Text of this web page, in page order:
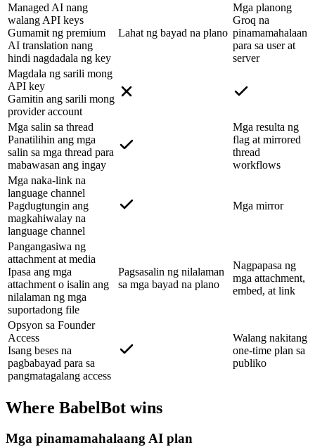
Managed AI nang
walang API keys
Gumamit ng premium
AI translation nang
hindi nagdadala ng key
Lahat ng bayad na plano
Mga planong
Groq na
pinamamahalaan
para sa user at
server
Magdala ng sarili mong
API key
Gamitin ang sarili mong
provider account
Mga salin sa thread
Panatilihin ang mga
salin sa mga thread para
mabawasan ang ingay
Mga resulta ng
flag at mirrored
thread
workflows
Mga naka-link na
language channel
Pagdugtungin ang
magkahiwalay na
language channel
Mga mirror
Pangangasiwa ng
attachment at media
Ipasa ang mga
attachment o isalin ang
nilalaman ng mga
suportadong file
Pagsasalin ng nilalaman
sa mga bayad na plano
Nagpapasa ng
mga attachment,
embed, at link
Opsyon sa Founder
Access
Isang beses na
pagbabayad para sa
pangmatagalang access
Walang nakitang
one-time plan sa
publiko
Where BabelBot wins
Mga pinamamahalaang AI plan